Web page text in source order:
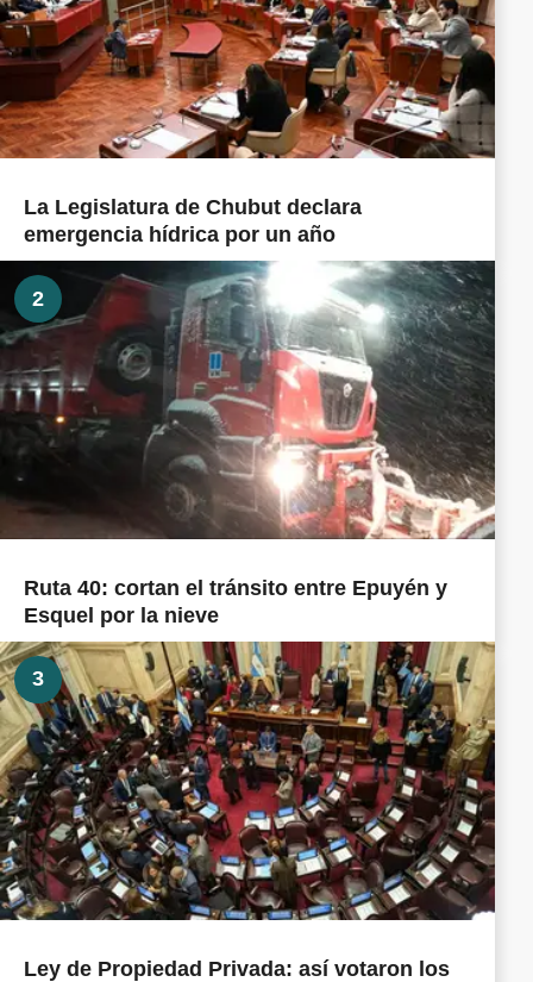
La Legislatura de Chubut declara
emergencia hídrica por un año
2
Ruta 40: cortan el tránsito entre Epuyén y
Esquel por la nieve
3
Ley de Propiedad Privada: así votaron los